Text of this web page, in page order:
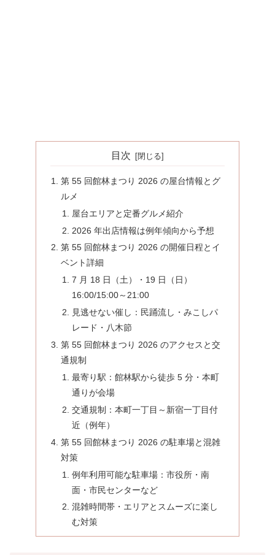
目次
第 55 回館林まつり 2026 の屋台情報とグ
ルメ
屋台エリアと定番グルメ紹介
2026 年出店情報は例年傾向から予想
第 55 回館林まつり 2026 の開催日程とイ
ベント詳細
7 月 18 日（土）・19 日（日）
16:00/15:00～21:00
見逃せない催し：民踊流し・みこしパ
レード・八木節
第 55 回館林まつり 2026 のアクセスと交
通規制
最寄り駅：館林駅から徒歩 5 分・本町
通りが会場
交通規制：本町一丁目～新宿一丁目付
近（例年）
第 55 回館林まつり 2026 の駐車場と混雑
対策
例年利用可能な駐車場：市役所・南
面・市民センターなど
混雑時間帯・エリアとスムーズに楽し
む対策